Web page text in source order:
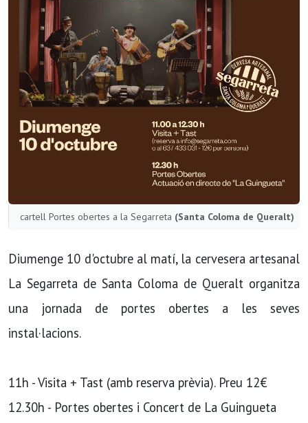
cartell Portes obertes a la Segarreta (Santa Coloma de Queralt)
Diumenge 10 d'octubre al matí, la cervesera artesanal
La Segarreta de Santa Coloma de Queralt organitza
una jornada de portes obertes a les seves
instal·lacions.
11h - Visita + Tast (amb reserva prèvia). Preu 12€
12.30h - Portes obertes i Concert de La Guingueta